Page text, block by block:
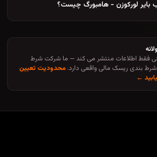
بایر لورکوزن - هامبورگ چیست؟
فقط اطلاعات منتشر می کند — ما شرکت شرط
بندی ریسک مالی واقعی دارد. محدودیت تعیین
←